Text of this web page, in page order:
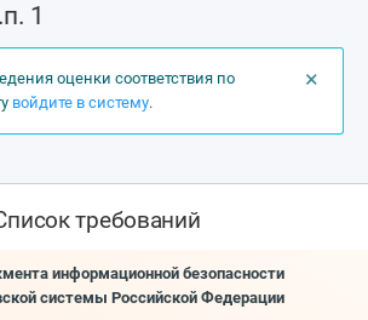
1
×
оценки соответствия по
войдите в систему.
требований
информационной безопасности
системы Российской Федерации